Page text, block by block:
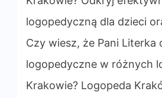
logopedyczną dla dzieci
Czy wiesz, że Pani Literka
logopedyczne w różnych
Krakowie? Logopeda